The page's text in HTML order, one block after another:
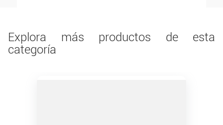
Explora más productos de esta
categoría